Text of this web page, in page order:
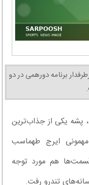
برنامه دورهمی در دو
پشه یکی از جذاب‌ترین
مهمونی ایرج طهماسب
هم مورد توجه
تندرو رفت.